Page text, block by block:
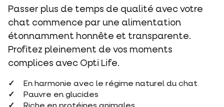
Passer plus de temps de qualité avec votre
chat commence par une alimentation
étonnamment honnête et transparente.
Profitez pleinement de vos moments
complices avec Opti Life.
En harmonie avec le régime naturel du chat
Pauvre en glucides